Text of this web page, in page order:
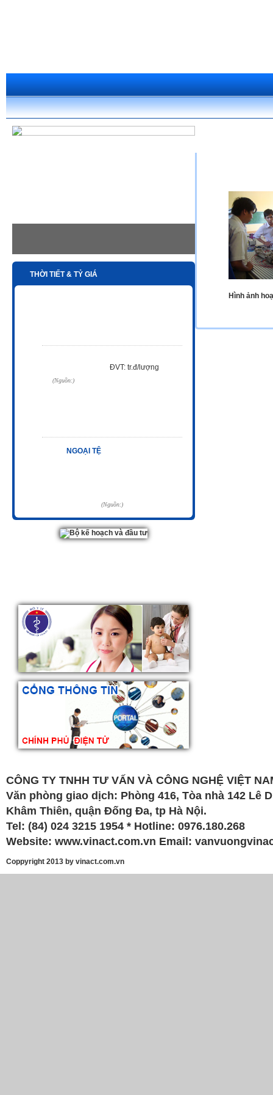
THỜI TIẾT & TỶ GIÁ
Hình ảnh
CÔNG TY TNHH TƯ VẤN VÀ CÔNG NGHỆ VIỆT
Văn phòng giao dịch: Phòng 416, Tòa nhà 142 Lê
Khâm Thiên, quận Đống Đa, tp Hà Nội.
Tel: (84) 024 3215 1954 * Hotline: 0976.180.268
Website: www.vinact.com.vn Email:
Coppyright 2013 by vinact.com.vn